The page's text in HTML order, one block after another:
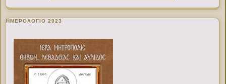
ΗΜΕΡΟΛΟΓΙΟ 2023